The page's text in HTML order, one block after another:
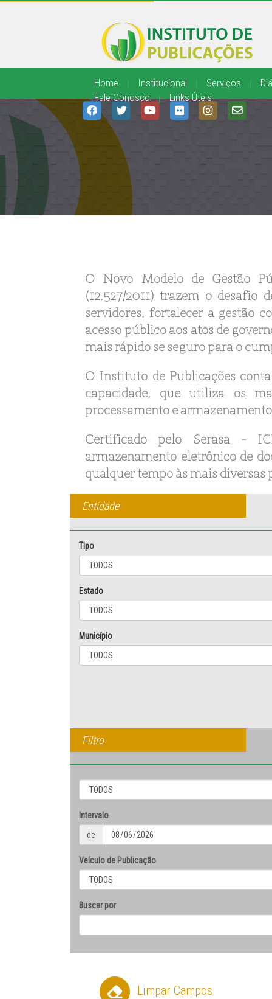
Home Institucional Serviços
Fale Conosco
| Links Úteis
O Novo Modelo de Gestão
(12.527/2011) trazem o
servidores, fortalecer a gestão
acesso público aos atos de
mais rápido se seguro para o
O Instituto de Publicações
capacidade, que utiliza os
processamento e
Certificado pelo Serasa -
armazenamento eletrônico de
qualquer tempo às mais
Entidade
Tipo
Estado
Município
Filtro
Intervalo
de
Veículo de Publicação
Buscar por
Limpar Campos